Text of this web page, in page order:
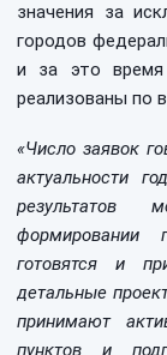
значения за
городов
и за это
реализованы по
«Число заявок
актуальности
результатов
формировании
готовятся и
детальные
принимают
пунктов и